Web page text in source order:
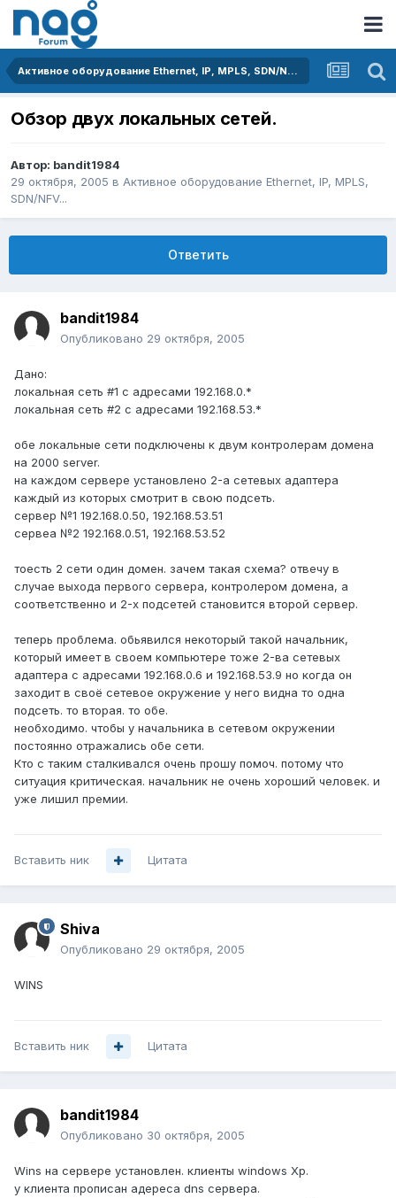
Активное оборудование Ethernet, IP, MPLS, SDN/NFV...
Обзор двух локальных сетей.
Автор: bandit1984
29 октября, 2005 в Активное оборудование Ethernet, IP, MPLS,
SDN/NFV...
Ответить
bandit1984
Опубликовано 29 октября, 2005
Дано:
локальная сеть #1 с адресами 192.168.0.*
локальная сеть #2 с адресами 192.168.53.*
обе локальные сети подключены к двум контролерам домена
на 2000 server.
на каждом сервере установлено 2-а сетевых адаптера
каждый из которых смотрит в свою подсеть.
сервер №1 192.168.0.50, 192.168.53.51
сервеа №2 192.168.0.51, 192.168.53.52
тоесть 2 сети один домен. зачем такая схема? отвечу в
случае выхода первого сервера, контролером домена, а
соответственно и 2-х подсетей становится второй сервер.
теперь проблема. обьявился некоторый такой начальник,
который имеет в своем компьютере тоже 2-ва сетевых
адаптера с адресами 192.168.0.6 и 192.168.53.9 но когда он
заходит в своё сетевое окружение у него видна то одна
подсеть. то вторая. то обе.
необходимо. чтобы у начальника в сетевом окружении
постоянно отражались обе сети.
Кто с таким сталкивался очень прошу помоч. потому что
ситуация критическая. начальник не очень хороший человек. и
уже лишил премии.
Вставить ник Цитата
Shiva
Опубликовано 29 октября, 2005
WINS
Вставить ник Цитата
bandit1984
Опубликовано 30 октября, 2005
Wins на сервере установлен. клиенты windows Xp.
у клиента прописан адереса dns сервера.